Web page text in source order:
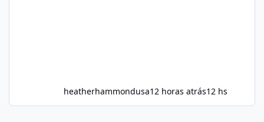
heatherhammondusa12 horas atrás12 hs